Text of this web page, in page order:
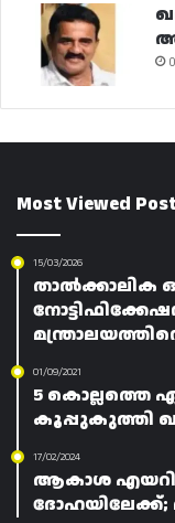
Most Viewed
15/03/2026
താൽക്കാലിക
01/09/2021
5 കൊല്ലത്തെ
കൂപ്പുകുത്തി
17/02/2024
ആകാശ
ദോഹയിലേക്ക്;